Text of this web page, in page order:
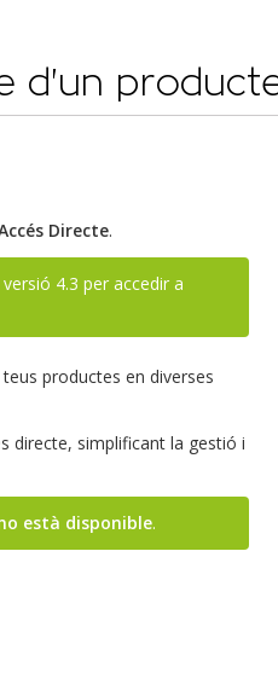
d'un
Directe.
4.3 per accedir a
productes en diverses
directe, simplificant la gestió i
està disponible.